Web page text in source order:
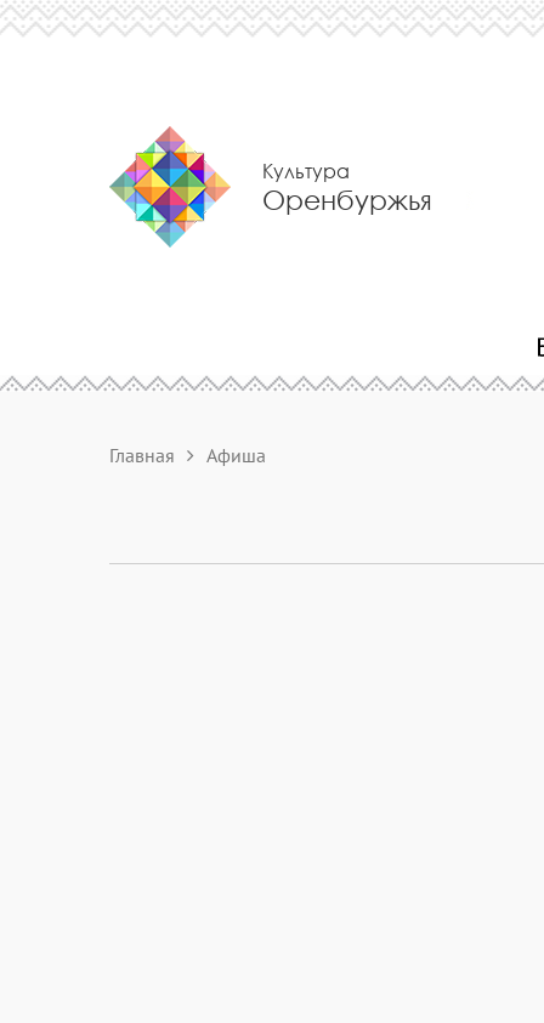
Культура
Оренбуржья
Главная Афиша